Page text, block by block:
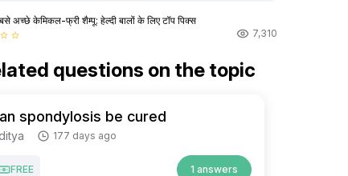
अच्छे केमिकल-फ्री शैम्पू: हेल्दी बालों के लिए टॉप पिक्स
star_border star_border 7,310
questions on the topic
spondylosis be cured
177 days ago
FREE 1 answers